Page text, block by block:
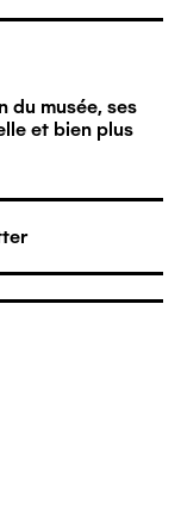
du musée, ses
et bien plus